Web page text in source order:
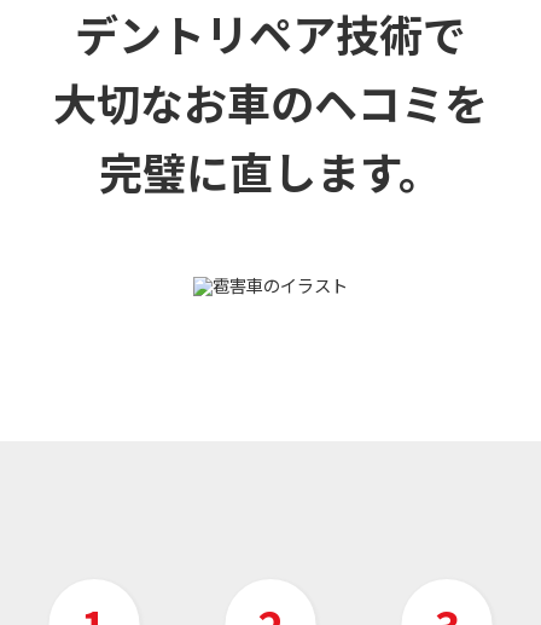
デントリペア技術で
大切なお車のヘコミを
完璧に直します。